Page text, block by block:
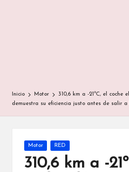
Inicio Motor
310,6 km a -21ºC, el coche
demuestra su eficiencia justo antes de salir
Publicada
Motor RED
310,6 km a -